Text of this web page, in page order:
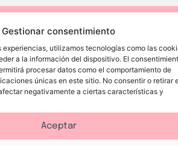
Gestionar consentimiento
experiencias, utilizamos tecnologías como las
a la información del dispositivo. El
procesar datos como el comportamiento de
únicas en este sitio. No consentir o retirar
negativamente a ciertas características y
Aceptar
Devoluciones y
reembolsos
Envíos
Política de cookies
Política de privacidad